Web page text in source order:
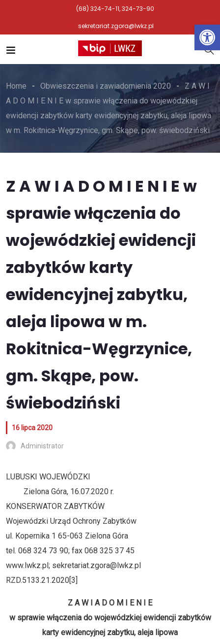
(68) 324-74-11, 324-73-90
sekretariat.zgora@lwkz.pl
Home Obwieszczenia i zawiadomienia 2020
Z A W I
A D O M I E N I E w sprawie włączenia do wojewódzkiej
ewidencji zabytków karty ewidencyjnej zabytku, aleja lipowa
w m. Rokitnica-Węgrzynice, gm. Skąpe, pow. świebodziński
Z A W I A D O M I E N I E w
sprawie włączenia do
wojewódzkiej ewidencji
zabytków karty
ewidencyjnej zabytku,
aleja lipowa w m.
Rokitnica-Węgrzynice,
gm. Skąpe, pow.
świebodziński
16 lipca 2020
Administrator
LUBUSKI WOJEWÓDZKI
Zielona Góra, 16.07.2020 r.
KONSERWATOR ZABYTKÓW
Wojewódzki Urząd Ochrony Zabytków
ul. Kopernika 1 65-063 Zielona Góra
tel. 068 324 73 90; fax 068 325 37 45
www.lwkz.pl; sekretariat.zgora@lwkz.pl
RZD.5133.21.2020[3]
Z A W I A D O M I E N I E
w sprawie włączenia do wojewódzkiej ewidencji zabytków
karty ewidencyjnej zabytku, aleja lipowa